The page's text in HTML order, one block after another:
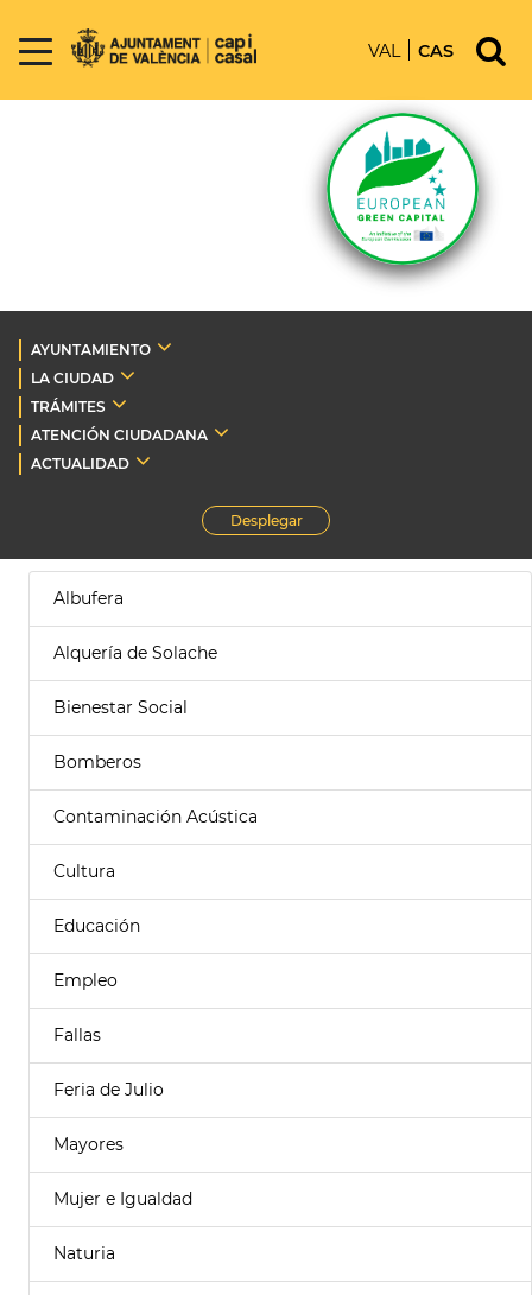
VAL CAS
AYUNTAMIENTO
LA CIUDAD
TRÁMITES
ATENCIÓN CIUDADANA
ACTUALIDAD
Desplegar
Albufera
Alquería de Solache
Bienestar Social
Bomberos
Contaminación Acústica
Cultura
Educación
Empleo
Fallas
Feria de Julio
Mayores
Mujer e Igualdad
Naturia